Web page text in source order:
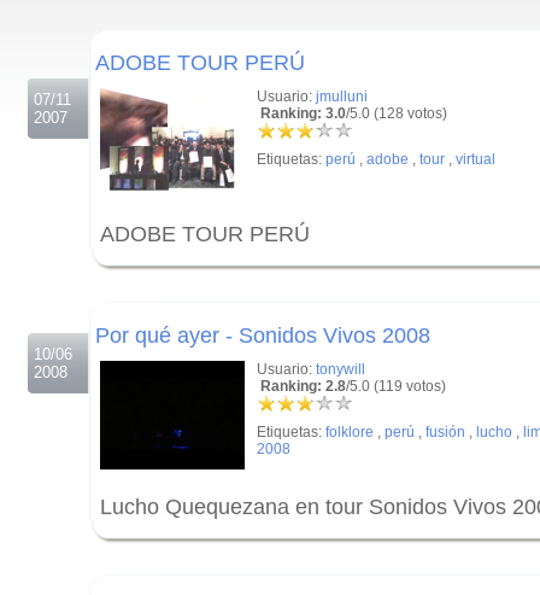
07/11
2007
ADOBE TOUR PERÚ
Usuario: jmulluni
Ranking: 3.0/5.0 (128 votos)
Etiquetas: perú , adobe , tour , virtual
ADOBE TOUR PERÚ
10/06
2008
Por qué ayer - Sonidos Vivos 2008
Usuario: tonywill
Ranking: 2.8/5.0 (119 votos)
Etiquetas: folklore , perú , fusión , lucho ,
2008
Lucho Quequezana en tour Sonidos Vivos